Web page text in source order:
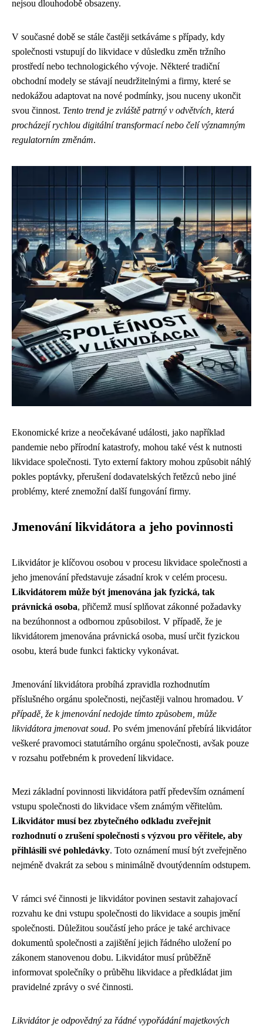
nejsou dlouhodobě obsazeny.
V současné době se stále častěji setkáváme s případy, kdy
společnosti vstupují do likvidace v důsledku změn tržního
prostředí nebo technologického vývoje. Některé tradiční
obchodní modely se stávají neudržitelnými a firmy, které se
nedokážou adaptovat na nové podmínky, jsou nuceny ukončit
svou činnost. Tento trend je zvláště patrný v odvětvích, která
procházejí rychlou digitální transformací nebo čelí významným
regulatorním změnám.
Ekonomické krize a neočekávané události, jako například
pandemie nebo přírodní katastrofy, mohou také vést k nutnosti
likvidace společnosti. Tyto externí faktory mohou způsobit náhlý
pokles poptávky, přerušení dodavatelských řetězců nebo jiné
problémy, které znemožní další fungování firmy.
Jmenování likvidátora a jeho povinnosti
Likvidátor je klíčovou osobou v procesu likvidace společnosti a
jeho jmenování představuje zásadní krok v celém procesu.
Likvidátorem může být jmenována jak fyzická, tak
právnická osoba, přičemž musí splňovat zákonné požadavky
na bezúhonnost a odbornou způsobilost. V případě, že je
likvidátorem jmenována právnická osoba, musí určit fyzickou
osobu, která bude funkci fakticky vykonávat.
Jmenování likvidátora probíhá zpravidla rozhodnutím
příslušného orgánu společnosti, nejčastěji valnou hromadou. V
případě, že k jmenování nedojde tímto způsobem, může
likvidátora jmenovat soud. Po svém jmenování přebírá likvidátor
veškeré pravomoci statutárního orgánu společnosti, avšak pouze
v rozsahu potřebném k provedení likvidace.
Mezi základní povinnosti likvidátora patří především oznámení
vstupu společnosti do likvidace všem známým věřitelům.
Likvidátor musí bez zbytečného odkladu zveřejnit
rozhodnutí o zrušení společnosti s výzvou pro věřitele, aby
přihlásili své pohledávky. Toto oznámení musí být zveřejněno
nejméně dvakrát za sebou s minimálně dvoutýdenním odstupem.
V rámci své činnosti je likvidátor povinen sestavit zahajovací
rozvahu ke dni vstupu společnosti do likvidace a soupis jmění
společnosti. Důležitou součástí jeho práce je také archivace
dokumentů společnosti a zajištění jejich řádného uložení po
zákonem stanovenou dobu. Likvidátor musí průběžně
informovat společníky o průběhu likvidace a předkládat jim
pravidelné zprávy o své činnosti.
Likvidátor je odpovědný za řádné vypořádání majetkových